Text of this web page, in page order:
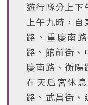
遊行隊分上下
上午九時，
路、重慶南
路、館前街、
慶南路、衡
在天后宮休
路、武昌街、